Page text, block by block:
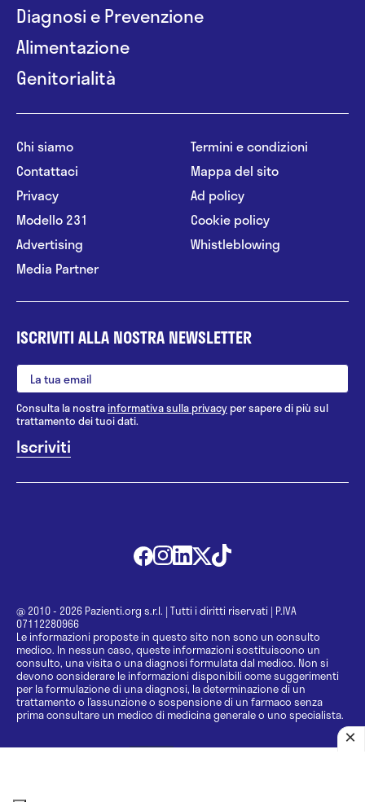
Diagnosi e Prevenzione
Alimentazione
Genitorialità
Chi siamo
Contattaci
Privacy
Modello 231
Advertising
Media Partner
Termini e condizioni
Mappa del sito
Ad policy
Cookie policy
Whistleblowing
ISCRIVITI ALLA NOSTRA NEWSLETTER
Consulta la nostrainformativa sulla privacy per sapere di più sul
trattamento dei tuoi dati.
@ 2010 - 2026 Pazienti.org s.r.l. | Tutti i diritti riservati | P.IVA
07112280966
Le informazioni proposte in questo sito non sono un consulto
medico. In nessun caso, queste informazioni sostituiscono un
consulto, una visita o una diagnosi formulata dal medico. Non si
devono considerare le informazioni disponibili come suggerimenti
per la formulazione di una diagnosi, la determinazione di un
trattamento o l’assunzione o sospensione di un farmaco senza
prima consultare un medico di medicina generale o uno specialista.